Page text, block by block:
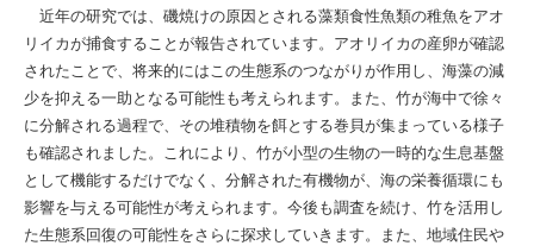
近年の研究では、磯焼けの原因とされる藻類食性魚類の稚魚をアオ
リイカが捕食することが報告されています。アオリイカの産卵が確認
されたことで、将来的にはこの生態系のつながりが作用し、海藻の減
少を抑える一助となる可能性も考えられます。また、竹が海中で徐々
に分解される過程で、その堆積物を餌とする巻貝が集まっている様子
も確認されました。これにより、竹が小型の生物の一時的な生息基盤
として機能するだけでなく、分解された有機物が、海の栄養循環にも
影響を与える可能性が考えられます。今後も調査を続け、竹を活用し
た生態系回復の可能性をさらに探求していきます。また、地域住民や